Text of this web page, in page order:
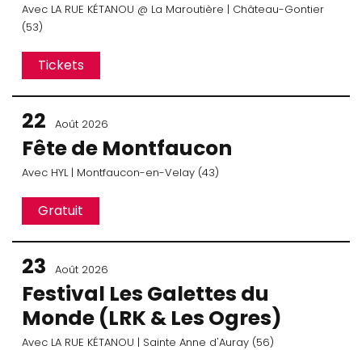
Avec LA RUE KÉTANOU @ La Maroutière | Château-Gontier
(53)
Tickets
22 Août 2026
Fête de Montfaucon
Avec HYL | Montfaucon-en-Velay (43)
Gratuit
23 Août 2026
Festival Les Galettes du
Monde (LRK & Les Ogres)
Avec LA RUE KÉTANOU | Sainte Anne d'Auray (56)